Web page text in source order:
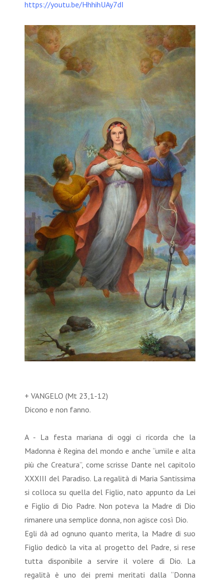
https://youtu.be/HhhihUAy7dI
+ VANGELO (Mt 23,1-12)
Dicono e non fanno.
A - La festa mariana di oggi ci ricorda che la
Madonna è Regina del mondo e anche “umile e alta
più che Creatura”, come scrisse Dante nel capitolo
XXXIII del Paradiso. La regalità di Maria Santissima
si colloca su quella del Figlio, nato appunto da Lei
e Figlio di Dio Padre. Non poteva la Madre di Dio
rimanere una semplice donna, non agisce così Dio.
Egli dà ad ognuno quanto merita, la Madre di suo
Figlio dedicò la vita al progetto del Padre, si rese
tutta disponibile a servire il volere di Dio. La
regalità è uno dei premi meritati dalla “Donna